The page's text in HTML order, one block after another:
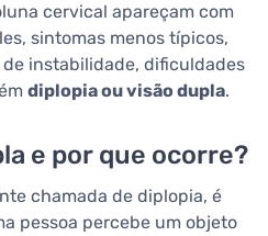
cervical apareçam com
sintomas menos típicos,
instabilidade, dificuldades
diplopia ou visão dupla.
e por que ocorre?
chamada de diplopia, é
pessoa percebe um objeto